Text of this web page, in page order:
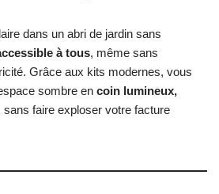
dans un abri de jardin sans
à tous, même sans
Grâce aux kits modernes, vous
sombre en coin lumineux,
sans faire exploser votre facture